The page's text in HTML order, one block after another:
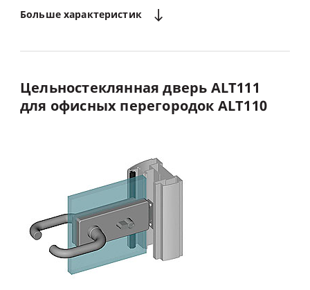
Большехарактеристик
Цельностеклянная дверь ALT111
для офисных перегородок ALT110